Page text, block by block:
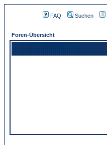
FAQ Suchen
Foren-Übersicht